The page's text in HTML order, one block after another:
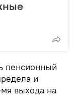
пенсионный
и
выхода на